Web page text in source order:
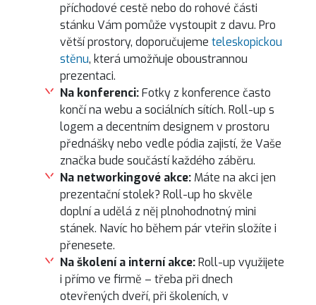
příchodové cestě nebo do rohové části
stánku Vám pomůže vystoupit z davu. Pro
větší prostory, doporučujeme teleskopickou
stěnu, která umožňuje oboustrannou
prezentaci.
Na konferenci:Fotky z konference často
končí na webu a sociálních sítích. Roll-up s
logem a decentním designem v prostoru
přednášky nebo vedle pódia zajistí, že Vaše
značka bude součástí každého záběru.
Na networkingové akce: Máte na akci jen
prezentační stolek? Roll-up ho skvěle
doplní a udělá z něj plnohodnotný mini
stánek. Navíc ho během pár vteřin složíte i
přenesete.
Na školení a interní akce:Roll-up využijete
i přímo ve firmě – třeba při dnech
otevřených dveří, při školeních, v